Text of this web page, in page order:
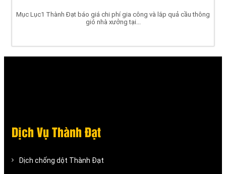
Mục Lục1 Thành Đạt báo giá chi phí gia công và lắp quả cầu thông
gió nhà xưởng tại...
Dịch Vụ Thành Đạt
Dịch chống dột Thành Đạt